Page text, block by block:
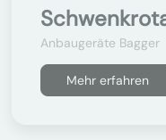
Anbaugeräte Bagger
Mehr erfahren